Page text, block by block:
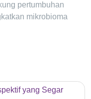
pertumbuhan
mikrobioma
yang Segar